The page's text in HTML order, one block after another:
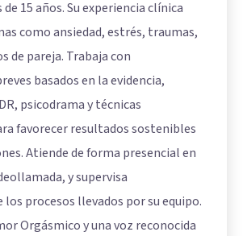
de 15 años. Su experiencia clínica
como ansiedad, estrés, traumas,
de pareja. Trabaja con
basados en la evidencia,
psicodrama y técnicas
favorecer resultados sostenibles
Atiende de forma presencial en
y supervisa
procesos llevados por su equipo.
Orgásmico y una voz reconocida